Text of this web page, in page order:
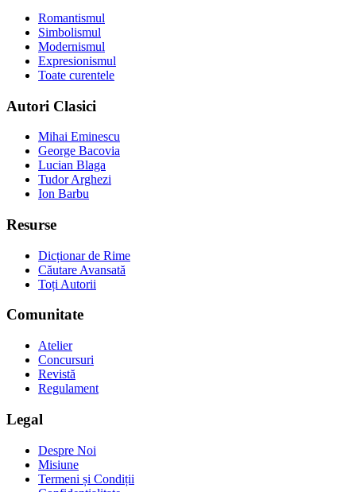
Romantismul
Simbolismul
Modernismul
Expresionismul
Toate curentele
Autori Clasici
Mihai Eminescu
George Bacovia
Lucian Blaga
Tudor Arghezi
Ion Barbu
Resurse
Dicționar de Rime
Căutare Avansată
Toți Autorii
Comunitate
Atelier
Concursuri
Revistă
Regulament
Legal
Despre Noi
Misiune
Termeni și Condiții